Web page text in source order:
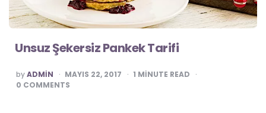
Unsuz Şekersiz Pankek Tarifi
POSTED
byADMIN MAYIS 22, 2017 1 MINUTE READ
0 COMMENTS